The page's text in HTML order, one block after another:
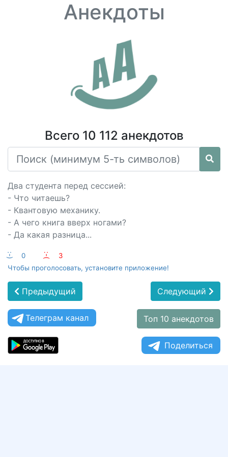
Анекдоты
Всего 10 112 анекдотов
Два студента перед сессией:
- Что читаешь?
- Квантовую механику.
- А чего книга вверх ногами?
- Да какая разница...
:-) 0 :-(
3
Чтобы проголосовать, установите приложение!
Предыдущий Следующий
Телеграм канал Топ 10 анекдотов
Поделиться